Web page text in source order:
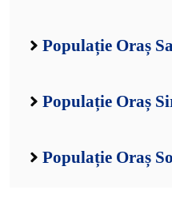
Populație Oraș
Populație Oraș
Populație Oraș